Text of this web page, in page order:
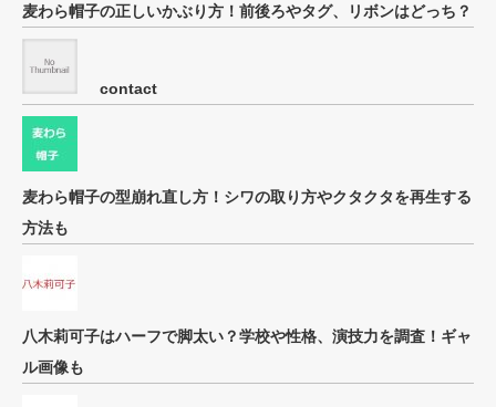
麦わら帽子の正しいかぶり方！前後ろやタグ、リボンはどっち？
contact
麦わら帽子の型崩れ直し方！シワの取り方やクタクタを再生する
方法も
八木莉可子はハーフで脚太い？学校や性格、演技力を調査！ギャ
ル画像も